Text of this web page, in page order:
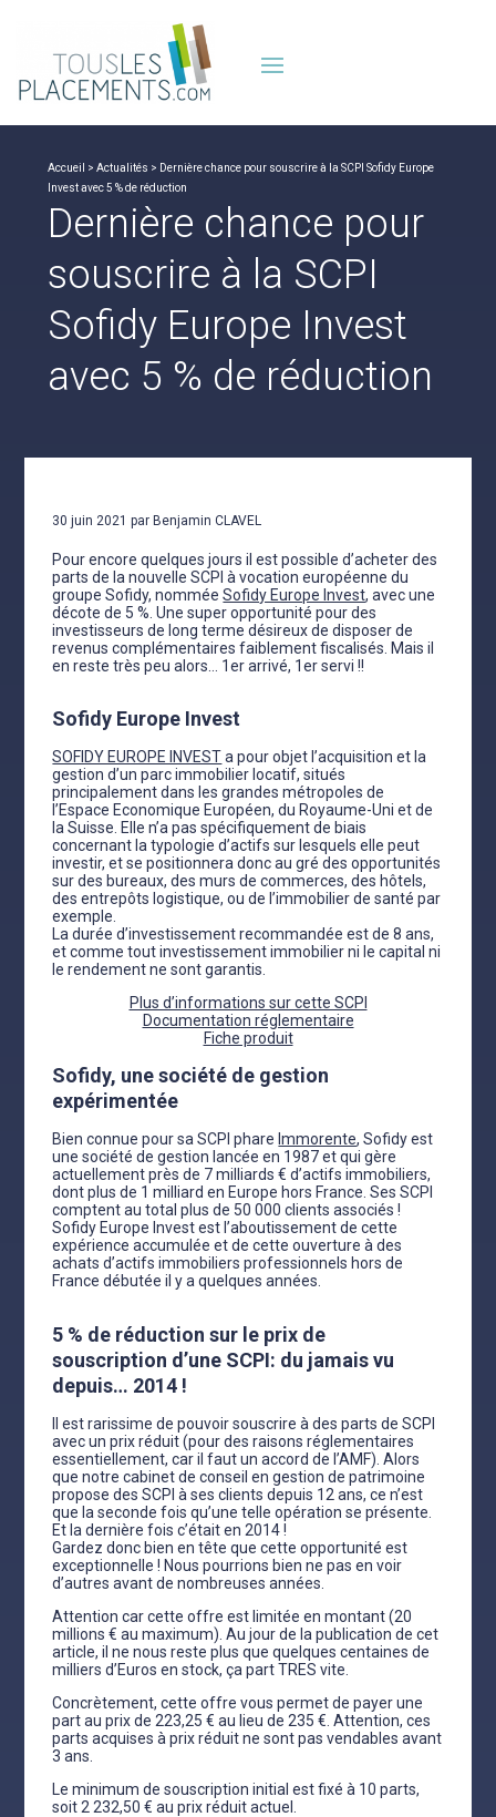
Accueil > Actualités > Dernière chance pour souscrire à la SCPI Sofidy Europe
Invest avec 5 % de réduction
Dernière chance pour
souscrire à la SCPI
Sofidy Europe Invest
avec 5 % de réduction
30 juin 2021 par Benjamin CLAVEL
Pour encore quelques jours il est possible d’acheter des
parts de la nouvelle SCPI à vocation européenne du
groupe Sofidy, nomméeSofidy Europe Invest, avec une
décote de 5 %. Une super opportunité pour des
investisseurs de long terme désireux de disposer de
revenus complémentaires faiblement fiscalisés. Mais il
en reste très peu alors… 1er arrivé, 1er servi !!
Sofidy Europe Invest
SOFIDY EUROPE INVESTa pour objet l’acquisition et la
gestion d’un parc immobilier locatif, situés
principalement dans les grandes métropoles de
l’Espace Economique Européen, du Royaume-Uni et de
la Suisse. Elle n’a pas spécifiquement de biais
concernant la typologie d’actifs sur lesquels elle peut
investir, et se positionnera donc au gré des opportunités
sur des bureaux, des murs de commerces, des hôtels,
des entrepôts logistique, ou de l’immobilier de santé par
exemple.
La durée d’investissement recommandée est de 8 ans,
et comme tout investissement immobilier ni le capital ni
le rendement ne sont garantis.
Plus d’informations sur cette SCPI
Documentation réglementaire
Fiche produit
Sofidy, une société de gestion
expérimentée
Bien connue pour sa SCPI phare Immorente, Sofidy est
une société de gestion lancée en 1987 et qui gère
actuellement près de 7 milliards € d’actifs immobiliers,
dont plus de 1 milliard en Europe hors France. Ses SCPI
comptent au total plus de 50 000 clients associés !
Sofidy Europe Invest est l’aboutissement de cette
expérience accumulée et de cette ouverture à des
achats d’actifs immobiliers professionnels hors de
France débutée il y a quelques années.
5 % de réduction sur le prix de
souscription d’une SCPI: du jamais vu
depuis… 2014 !
Il est rarissime de pouvoir souscrire à des parts de SCPI
avec un prix réduit (pour des raisons réglementaires
essentiellement, car il faut un accord de l’AMF). Alors
que notre cabinet de conseil en gestion de patrimoine
propose des SCPI à ses clients depuis 12 ans, ce n’est
que la seconde fois qu’une telle opération se présente.
Et la dernière fois c’était en 2014 !
Gardez donc bien en tête que cette opportunité est
exceptionnelle ! Nous pourrions bien ne pas en voir
d’autres avant de nombreuses années.
Attention car cette offre est limitée en montant (20
millions € au maximum). Au jour de la publication de cet
article, il ne nous reste plus que quelques centaines de
milliers d’Euros en stock, ça part TRES vite.
Concrètement, cette offre vous permet de payer une
part au prix de 223,25 € au lieu de 235 €. Attention, ces
parts acquises à prix réduit ne sont pas vendables avant
3 ans.
Le minimum de souscription initial est fixé à 10 parts,
soit 2 232,50 € au prix réduit actuel.